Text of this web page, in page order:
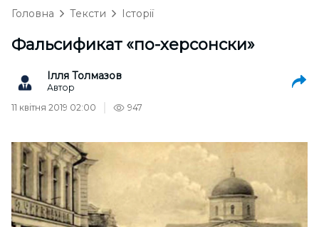
Головна Тексти Історії
Фальсификат «по-херсонски»
Ілля Толмазов
Автор
11 квітня 2019 02:00
947